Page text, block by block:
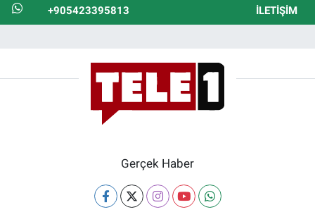
+905423395813 İLETIŞIM
Gerçek Haber